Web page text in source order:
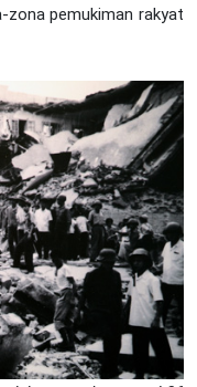
pemukiman rakyat